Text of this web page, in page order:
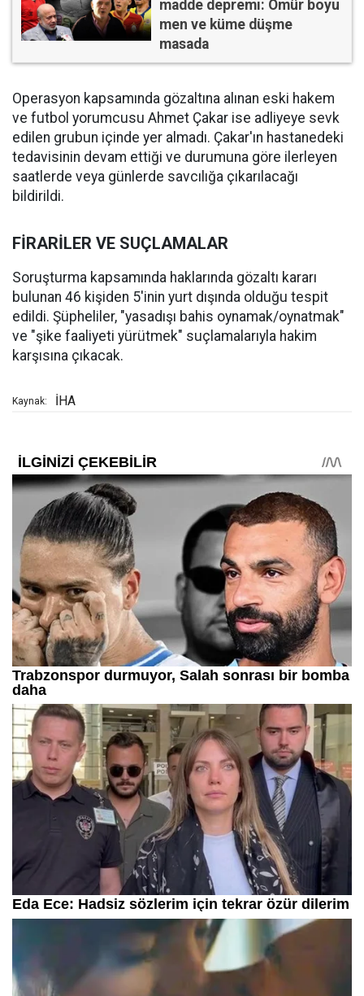
madde depremi: Ömür boyu
men ve küme düşme
masada
Operasyon kapsamında gözaltına alınan eski hakem
ve futbol yorumcusu Ahmet Çakar ise adliyeye sevk
edilen grubun içinde yer almadı. Çakar'ın hastanedeki
tedavisinin devam ettiği ve durumuna göre ilerleyen
saatlerde veya günlerde savcılığa çıkarılacağı
bildirildi.
FİRARİLER VE SUÇLAMALAR
Soruşturma kapsamında haklarında gözaltı kararı
bulunan 46 kişiden 5'inin yurt dışında olduğu tespit
edildi. Şüpheliler, "yasadışı bahis oynamak/oynatmak"
ve "şike faaliyeti yürütmek" suçlamalarıyla hakim
karşısına çıkacak.
Kaynak: İHA